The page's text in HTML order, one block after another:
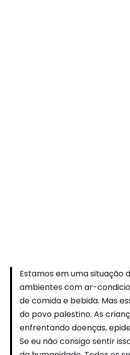
Estamos em uma situação
ambientes com ar-
de comida e bebida. Mas
do povo palestino. As
enfrentando doenças,
Se eu não consigo sentir